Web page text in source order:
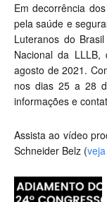
Em decorrência
pela saúde e
Luteranos do
Nacional da
agosto de 2021.
nos dias 25 a 28
informações e
Assista ao vídeo
Schneider Belz (